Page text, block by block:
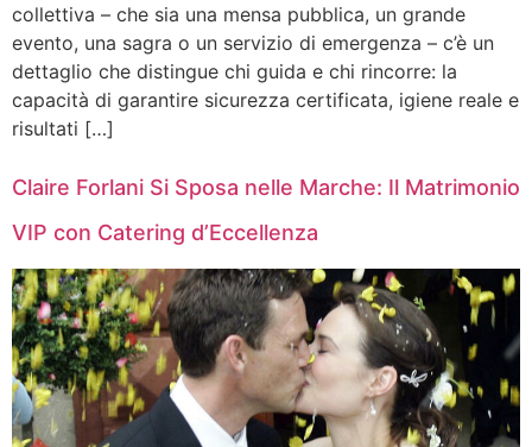
collettiva – che sia una mensa pubblica, un grande
evento, una sagra o un servizio di emergenza – c’è un
dettaglio che distingue chi guida e chi rincorre: la
capacità di garantire sicurezza certificata, igiene reale e
risultati […]
Claire Forlani Si Sposa nelle Marche: Il Matrimonio
VIP con Catering d’Eccellenza